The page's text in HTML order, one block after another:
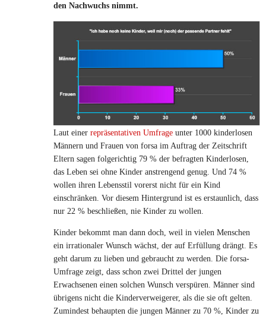
den Nachwuchs nimmt.
Laut einer repräsentativen Umfrage unter 1000 kinderlosen
Männern und Frauen von forsa im Auftrag der Zeitschrift
Eltern sagen folgerichtig 79 % der befragten Kinderlosen,
das Leben sei ohne Kinder anstrengend genug. Und 74 %
wollen ihren Lebensstil vorerst nicht für ein Kind
einschränken. Vor diesem Hintergrund ist es erstaunlich, dass
nur 22 % beschließen, nie Kinder zu wollen.
Kinder bekommt man dann doch, weil in vielen Menschen
ein irrationaler Wunsch wächst, der auf Erfüllung drängt. Es
geht darum zu lieben und gebraucht zu werden. Die forsa-
Umfrage zeigt, dass schon zwei Drittel der jungen
Erwachsenen einen solchen Wunsch verspüren. Männer sind
übrigens nicht die Kinderverweigerer, als die sie oft gelten.
Zumindest behaupten die jungen Männer zu 70 %, Kinder zu